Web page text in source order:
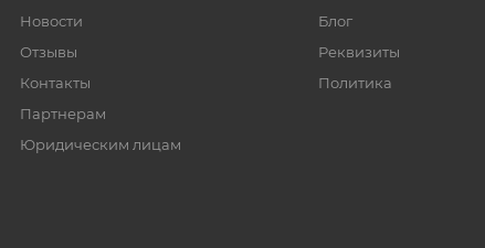
Новости
Отзывы
Контакты
Партнерам
Юридическим лицам
Блог
Реквизиты
Политика